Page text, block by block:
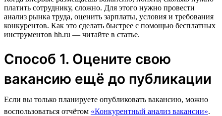
платить сотруднику, сложно. Для этого нужно провести
анализ рынка труда, оценить зарплаты, условия и требования
конкурентов. Как это сделать быстрее с помощью бесплатных
инструментов hh.ru — читайте в статье.
Способ 1. Оцените свою
вакансию ещё до публикации
Если вы только планируете опубликовать вакансию, можно
воспользоваться отчётом «Конкурентный анализ вакансии».